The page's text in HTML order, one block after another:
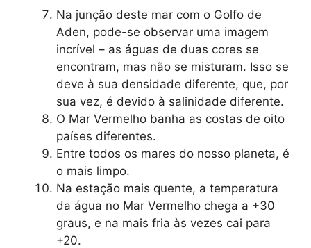
Na junção deste mar com o Golfo de
Aden, pode-se observar uma imagem
incrível – as águas de duas cores se
encontram, mas não se misturam. Isso se
deve à sua densidade diferente, que, por
sua vez, é devido à salinidade diferente.
O Mar Vermelho banha as costas de oito
países diferentes.
Entre todos os mares do nosso planeta, é
o mais limpo.
Na estação mais quente, a temperatura
da água no Mar Vermelho chega a +30
graus, e na mais fria às vezes cai para
+20.